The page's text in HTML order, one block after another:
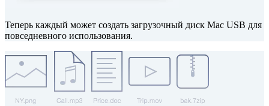
Теперь каждый может создать загрузочный диск Mac USB для
повседневного использования.